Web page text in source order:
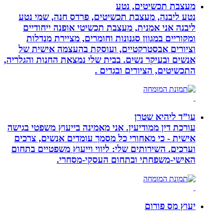
מעצבת תכשיטים, נטע
נטע ליבנה, מעצבת תכשיטים, פרדס חנה, שמי נטע
ליבנה אני אמנית, מעצבת תכשיטי אופנה ייחודיים
ומקוריים במגוון סגנונות וחומרים, מציירת מנדלות
וציורים אבסטרקטיים, ועוסקת בהעצמה אישית של
אנשים ובעיקר נשים. בבית שלי נמצאת החנות והגלריה,
התכשיטים, הציורים ובגדים .
עו”ד ליהיא שטרן
עורכת דין ממודיעין. אני מאמינה בייעוץ משפטי בגישה
אישית - כי מאחורי כל מסמך עומדים אנשים, צרכים
וערכים. השירותים שלי: ליווי וייעוץ משפטיים בתחום
האישי-משפחתי ובתחום העסקי-מסחרי.
יעוץ מס פורום